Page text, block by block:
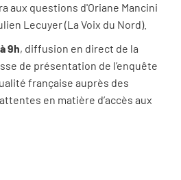
aux questions d'Oriane Mancini
Lecuyer (La Voix du Nord).
9h, diffusion en direct de la
de présentation de l’enquête
française auprès des
en matière d’accès aux